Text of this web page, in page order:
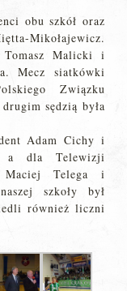
obu szkół oraz
Mikołajewicz.
Malicki i
Mecz siatkówki
Związku
sędzią była
Adam Cichy i
a dla Telewizji
Maciej Telega i
szkoły był
również liczni